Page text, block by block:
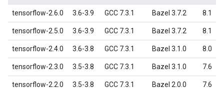
tensorflow-2.6.0 3.6-3.9 GCC 7.3.1 Bazel 3.7.2 8.1
tensorflow-2.5.0 3.6-3.9 GCC 7.3.1 Bazel 3.7.2 8.1
tensorflow-2.4.0 3.6-3.8 GCC 7.3.1 Bazel 3.1.0 8.0
tensorflow-2.3.0 3.5-3.8 GCC 7.3.1 Bazel 3.1.0 7.6
tensorflow-2.2.0 3.5-3.8 GCC 7.3.1 Bazel 2.0.0 7.6